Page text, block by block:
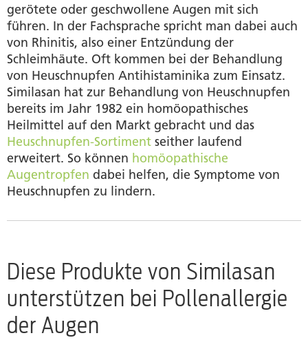
gerötete oder geschwollene Augen mit sich
führen. In der Fachsprache spricht man dabei auch
von Rhinitis, also einer Entzündung der
Schleimhäute. Oft kommen bei der Behandlung
von Heuschnupfen Antihistaminika zum Einsatz.
Similasan hat zur Behandlung von Heuschnupfen
bereits im Jahr 1982 ein homöopathisches
Heilmittel auf den Markt gebracht und das
Heuschnupfen-Sortiment seither laufend
erweitert. So können homöopathische
Augentropfen dabei helfen, die Symptome von
Heuschnupfen zu lindern.
Diese Produkte von Similasan
unterstützen bei Pollenallergie
der Augen